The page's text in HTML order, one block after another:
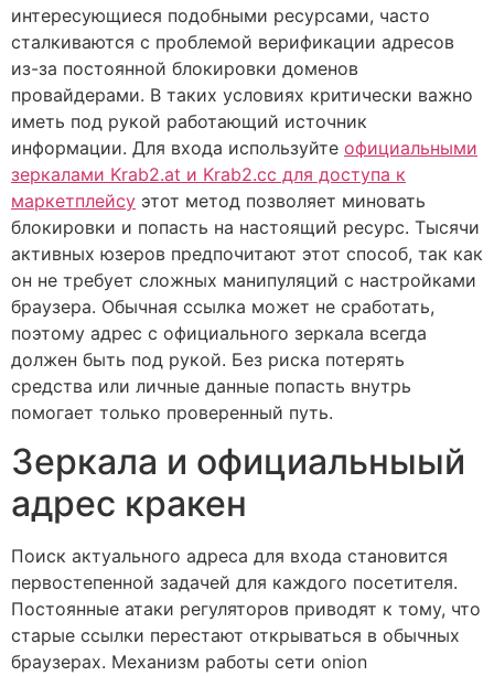
интересующиеся подобными ресурсами, часто
сталкиваются с проблемой верификации адресов
из-за постоянной блокировки доменов
провайдерами. В таких условиях критически важно
иметь под рукой работающий источник
информации. Для входа используйте официальными
зеркалами Krab2.at и Krab2.cc для доступа к
маркетплейсу этот метод позволяет миновать
блокировки и попасть на настоящий ресурс. Тысячи
активных юзеров предпочитают этот способ, так как
он не требует сложных манипуляций с настройками
браузера. Обычная ссылка может не сработать,
поэтому адрес с официального зеркала всегда
должен быть под рукой. Без риска потерять
средства или личные данные попасть внутрь
помогает только проверенный путь.
Зеркала и официальныый
адрес кракен
Поиск актуального адреса для входа становится
первостепенной задачей для каждого посетителя.
Постоянные атаки регуляторов приводят к тому, что
старые ссылки перестают открываться в обычных
браузерах. Механизм работы сети onion